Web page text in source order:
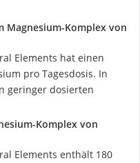
Magnesium-Komplex von
Elements hat einen
pro Tagesdosis. In
geringer dosierten
Komplex von
Elements enthält 180